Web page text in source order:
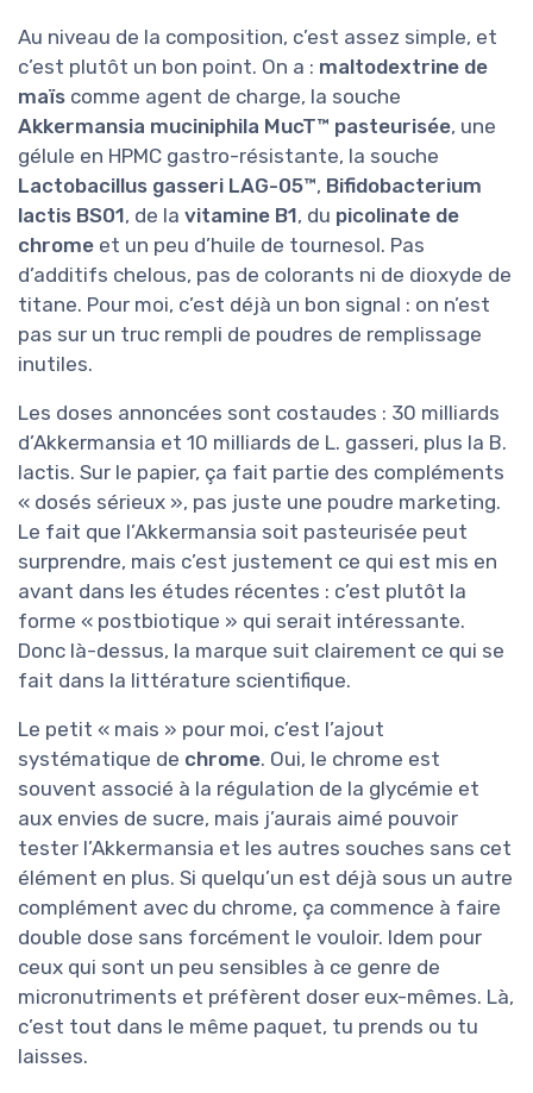
Au niveau de la composition, c’est assez simple, et
c’est plutôt un bon point. On a : maltodextrine de
maïs comme agent de charge, la souche
Akkermansia muciniphila MucT™ pasteurisée, une
gélule en HPMC gastro-résistante, la souche
Lactobacillus gasseri LAG-05™, Bifidobacterium
lactis BS01, de la vitamine B1, du picolinate de
chrome et un peu d’huile de tournesol. Pas
d’additifs chelous, pas de colorants ni de dioxyde de
titane. Pour moi, c’est déjà un bon signal : on n’est
pas sur un truc rempli de poudres de remplissage
inutiles.
Les doses annoncées sont costaudes : 30 milliards
d’Akkermansia et 10 milliards de L. gasseri, plus la B.
lactis. Sur le papier, ça fait partie des compléments
« dosés sérieux », pas juste une poudre marketing.
Le fait que l’Akkermansia soit pasteurisée peut
surprendre, mais c’est justement ce qui est mis en
avant dans les études récentes : c’est plutôt la
forme « postbiotique » qui serait intéressante.
Donc là-dessus, la marque suit clairement ce qui se
fait dans la littérature scientifique.
Le petit « mais » pour moi, c’est l’ajout
systématique de chrome. Oui, le chrome est
souvent associé à la régulation de la glycémie et
aux envies de sucre, mais j’aurais aimé pouvoir
tester l’Akkermansia et les autres souches sans cet
élément en plus. Si quelqu’un est déjà sous un autre
complément avec du chrome, ça commence à faire
double dose sans forcément le vouloir. Idem pour
ceux qui sont un peu sensibles à ce genre de
micronutriments et préfèrent doser eux-mêmes. Là,
c’est tout dans le même paquet, tu prends ou tu
laisses.